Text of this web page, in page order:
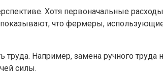
Хотя первоначальные
что фермеры,
Например, замена ручного
силы.